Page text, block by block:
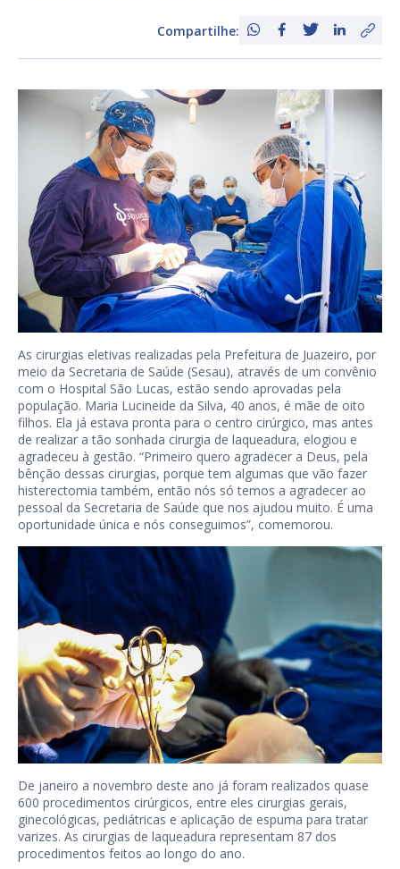
Compartilhe:
As cirurgias eletivas realizadas pela Prefeitura de Juazeiro, por
meio da Secretaria de Saúde (Sesau), através de um convênio
com o Hospital São Lucas, estão sendo aprovadas pela
população. Maria Lucineide da Silva, 40 anos, é mãe de oito
filhos. Ela já estava pronta para o centro cirúrgico, mas antes
de realizar a tão sonhada cirurgia de laqueadura, elogiou e
agradeceu à gestão. “Primeiro quero agradecer a Deus, pela
bênção dessas cirurgias, porque tem algumas que vão fazer
histerectomia também, então nós só temos a agradecer ao
pessoal da Secretaria de Saúde que nos ajudou muito. É uma
oportunidade única e nós conseguimos”, comemorou.
De janeiro a novembro deste ano já foram realizados quase
600 procedimentos cirúrgicos, entre eles cirurgias gerais,
ginecológicas, pediátricas e aplicação de espuma para tratar
varizes. As cirurgias de laqueadura representam 87 dos
procedimentos feitos ao longo do ano.